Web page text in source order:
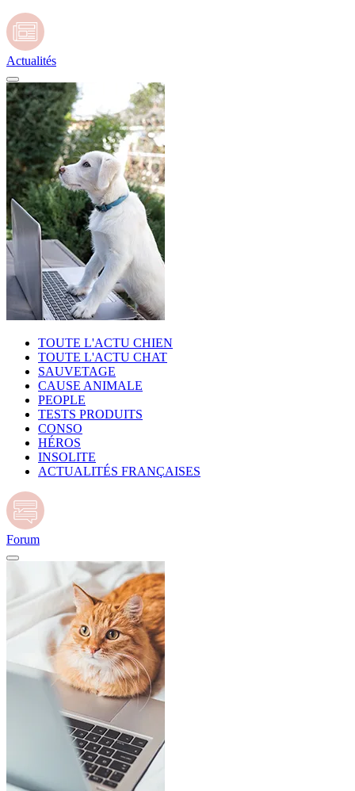
Actualités
TOUTE L'ACTU CHIEN
TOUTE L'ACTU CHAT
SAUVETAGE
CAUSE ANIMALE
PEOPLE
TESTS PRODUITS
CONSO
HÉROS
INSOLITE
ACTUALITÉS FRANÇAISES
Forum